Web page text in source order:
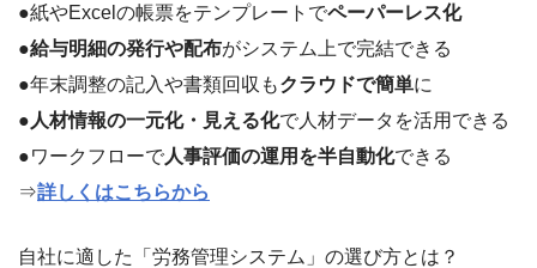
●紙やExcelの帳票をテンプレートでペーパーレス化
●給与明細の発行や配布がシステム上で完結できる
●年末調整の記入や書類回収もクラウドで簡単に
● 人材情報の一元化・見える化で人材データを活用できる
●ワークフローで人事評価の運用を半自動化できる
⇒詳しくはこちらから
自社に適した「労務管理システム」の選び方とは？